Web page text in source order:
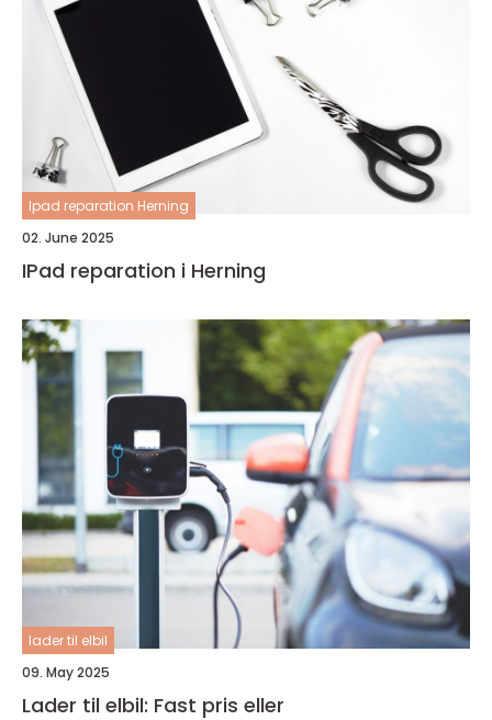
Ipad reparation Herning
02. June 2025
IPad reparation i Herning
lader til elbil
09. May 2025
Lader til elbil: Fast pris eller